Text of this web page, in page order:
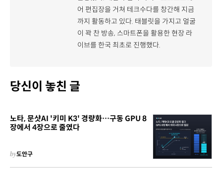
어 편집장을 거쳐 테크수다를 창간해 지금
까지 활동하고 있다. 태블릿을 가지고 얼굴
이 꽉 찬 방송, 스마트폰을 활용한 현장 라
이브를 한국 최초로 진행했다.
당신이 놓친 글
노타, 문샷AI '키미 K3' 경량화…구동 GPU 8
장에서 4장으로 줄였다
by도안구